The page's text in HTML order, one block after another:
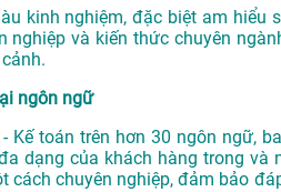
kinh nghiệm, đặc biệt am hiểu
và kiến thức chuyên
ngôn ngữ
toán trên hơn 30 ngôn ngữ,
dạng của khách hàng trong và
chuyên nghiệp, đảm bảo